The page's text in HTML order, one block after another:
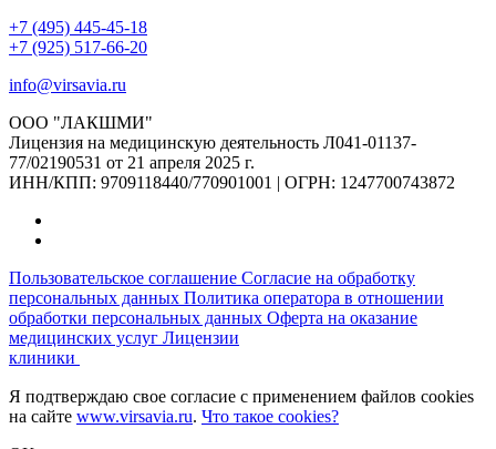
+7 (495) 445-45-18
+7 (925) 517-66-20
info@virsavia.ru
ООО "ЛАКШМИ"
Лицензия на медицинскую деятельность Л041-01137-
77/02190531 от 21 апреля 2025 г.
ИНН/КПП: 9709118440/770901001 | ОГРН: 1247700743872
Пользовательское соглашение Согласие на обработку
персональных данных Политика оператора в отношении
обработки персональных данных Оферта на оказание
медицинских услуг Лицензии
клиники
Я подтверждаю свое согласие с применением файлов cookies
на сайте www.virsavia.ru. Что такое cookies?